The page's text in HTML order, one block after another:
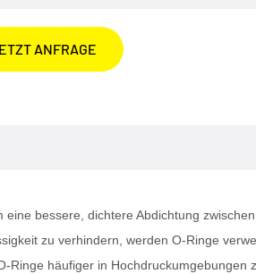
ANFRAGE
eine bessere, dichtere Abdichtung
zu verhindern, werden O-Ringe
Ringe häufiger in